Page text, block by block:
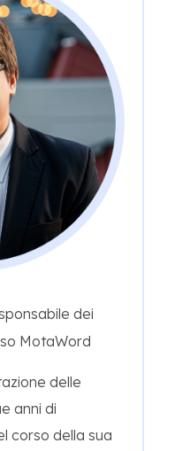
dei
MotaWord
delle
anni di
corso della sua